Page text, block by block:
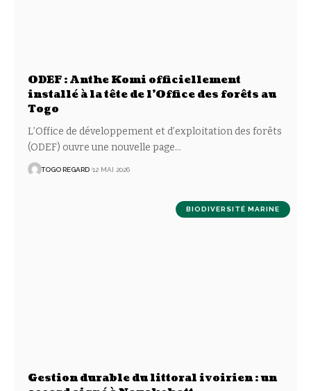
ODEF : Anthe Komi officiellement
installé à la tête de l’Office des forêts au
Togo
L’Office de développement et d’exploitation des forêts
(ODEF) ouvre une nouvelle page…
TOGO REGARD 12 MAI 2026
BIODIVERSITÉ MARINE
Gestion durable du littoral ivoirien : un